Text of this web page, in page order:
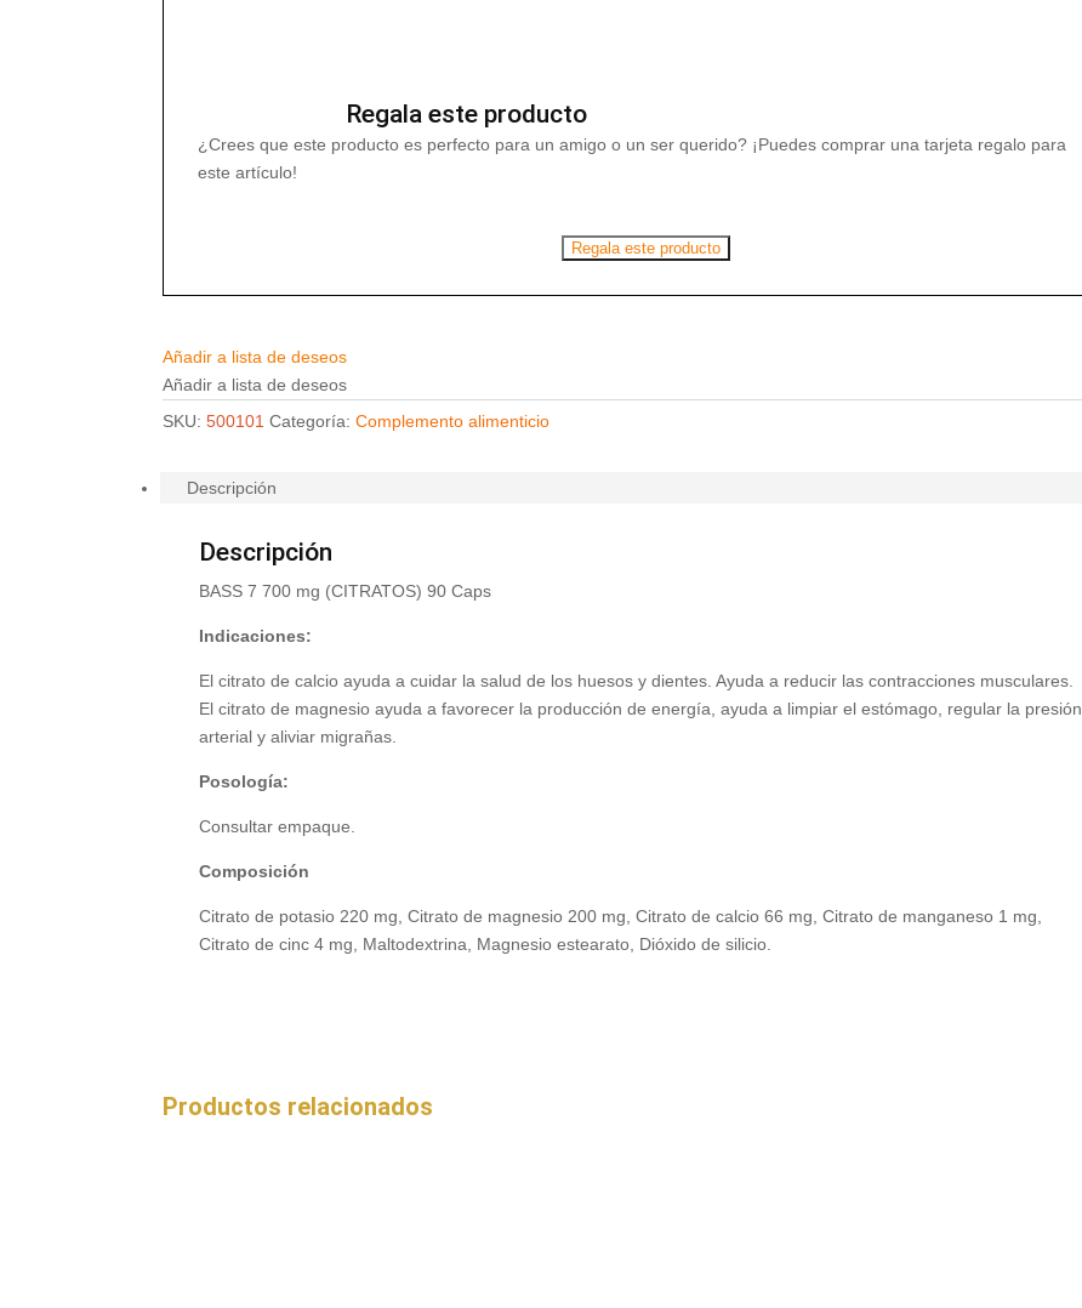
Regala este producto
¿Crees que este producto es perfecto para un amigo o un ser querido? ¡Puedes comprar una tarjeta regalo para
este artículo!
Regala este producto
Añadir a lista de deseos
Añadir a lista de deseos
SKU:500101 Categoría:Complemento alimenticio
Descripción
Descripción
BASS 7 700 mg (CITRATOS) 90 Caps
Indicaciones:
El citrato de calcio ayuda a cuidar la salud de los huesos y dientes. Ayuda a reducir las contracciones musculares.
El citrato de magnesio ayuda a favorecer la producción de energía, ayuda a limpiar el estómago, regular la presión
arterial y aliviar migrañas.
Posología:
Consultar empaque.
Composición
Citrato de potasio 220 mg, Citrato de magnesio 200 mg, Citrato de calcio 66 mg, Citrato de manganeso 1 mg,
Citrato de cinc 4 mg, Maltodextrina, Magnesio estearato, Dióxido de silicio.
Productos relacionados